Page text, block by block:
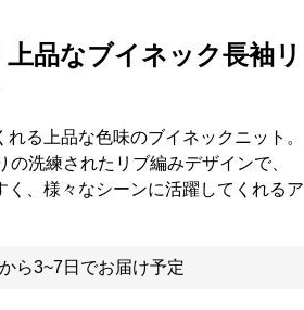
品なブイネック長袖リ
る上品な色味のブイネックニット。
洗練されたリブ編みデザインで、
く、様々なシーンに活躍してくれるア
ら3~7日でお届け予定